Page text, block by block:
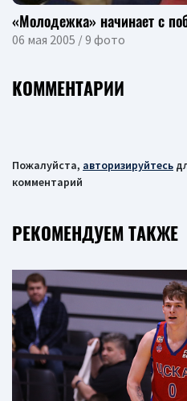
«Молодежка» начинает с
06 мая 2005 / 9 фото
КОММЕНТАРИИ
Пожалуйста, авторизируйтесь
комментарий
РЕКОМЕНДУЕМ ТАКЖЕ